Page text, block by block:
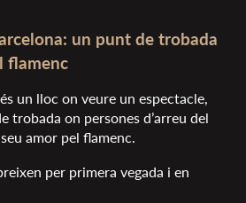
un punt de trobada
flamenc
un lloc on veure un espectacle,
trobada on persones d’arreu del
amor pel flamenc.
per primera vegada i en